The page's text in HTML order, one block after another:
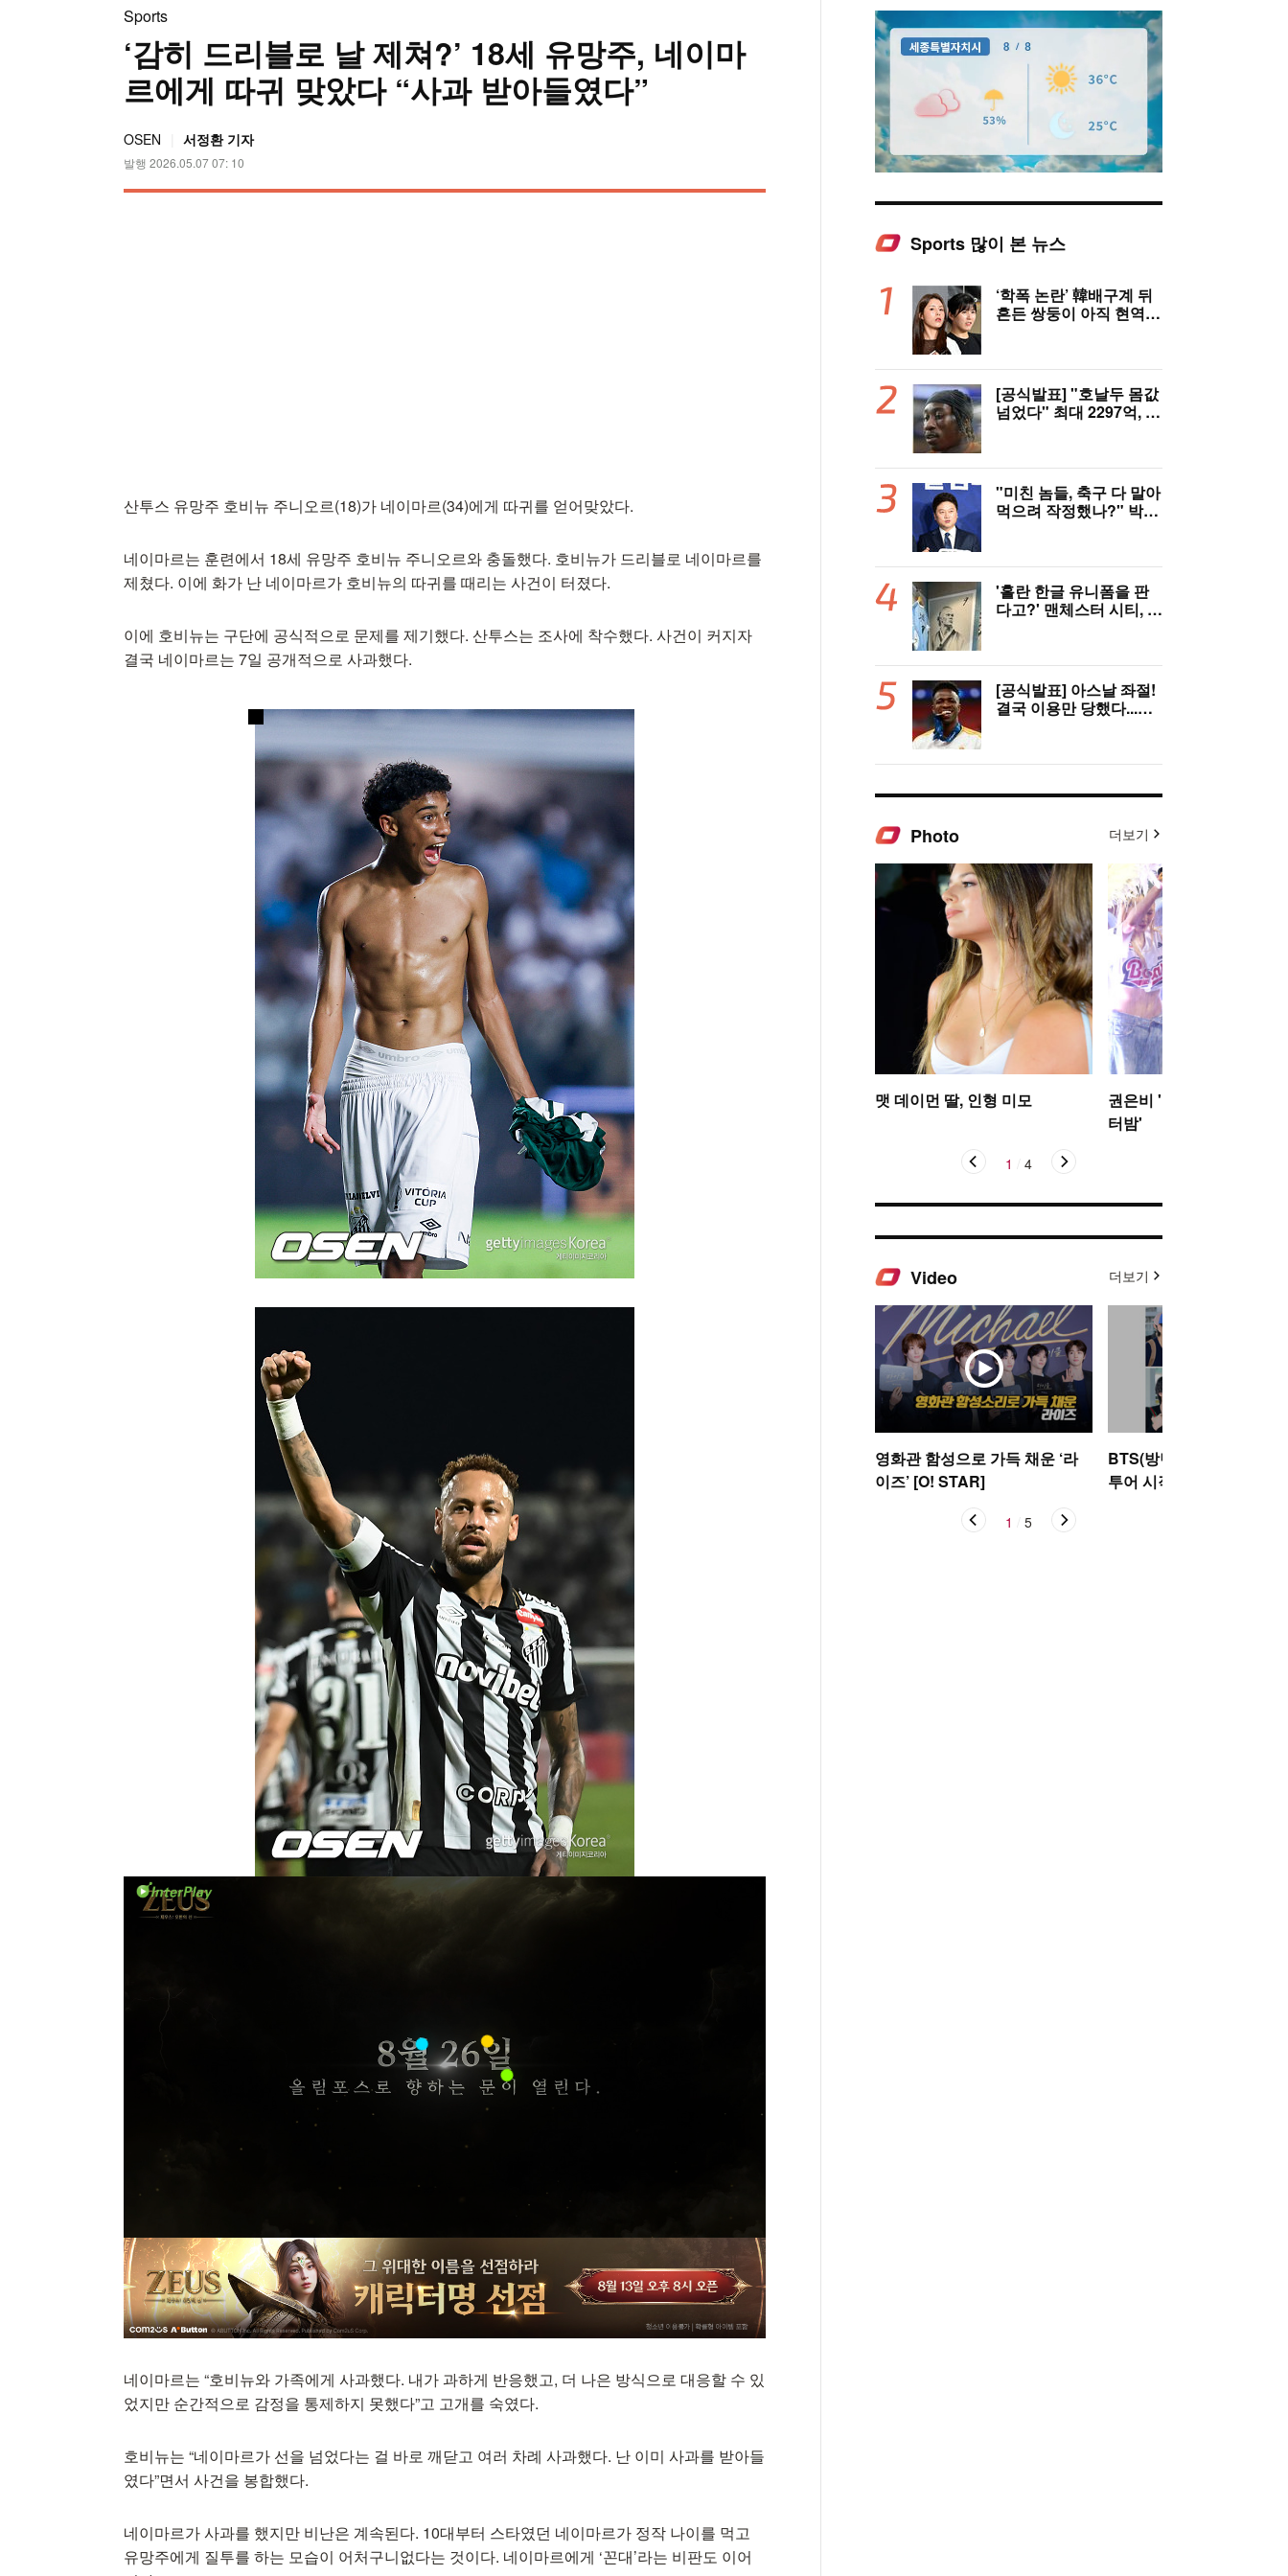
Sports
‘감히 드리블로 날 제쳐?’ 18세 유망주, 네이마
르에게 따귀 맞았다 “사과 받아들였다”
OSEN 서정환 기자
발행 2026.05.07 07: 10
산투스 유망주 호비뉴 주니오르(18)가 네이마르(34)에게 따귀를 얻어맞았다.
네이마르는 훈련에서 18세 유망주 호비뉴 주니오르와 충돌했다. 호비뉴가 드리블로 네이마르를
제쳤다. 이에 화가 난 네이마르가 호비뉴의 따귀를 때리는 사건이 터졌다.
이에 호비뉴는 구단에 공식적으로 문제를 제기했다. 산투스는 조사에 착수했다. 사건이 커지자
결국 네이마르는 7일 공개적으로 사과했다.
네이마르는 “호비뉴와 가족에게 사과했다. 내가 과하게 반응했고, 더 나은 방식으로 대응할 수 있
었지만 순간적으로 감정을 통제하지 못했다”고 고개를 숙였다.
호비뉴는 “네이마르가 선을 넘었다는 걸 바로 깨닫고 여러 차례 사과했다. 난 이미 사과를 받아들
였다”면서 사건을 봉합했다.
네이마르가 사과를 했지만 비난은 계속된다. 10대부터 스타였던 네이마르가 정작 나이를 먹고
유망주에게 질투를 하는 모습이 어처구니없다는 것이다. 네이마르에게 ‘꼰대’라는 비판도 이어
Sports 많이 본 뉴스
‘학폭 논란’ 韓배구계 뒤
흔든 쌍둥이 아직 현역이
정
[공식발표] "호날두 몸값
넘었다" 최대 2297억, 초
다..."구단 역사상 가장
비싼 영입"
"미친 놈들, 축구 다 말아
먹으려 작정했나?" 박문
"국제적 망신, 국제 문제
될 수도"
'홀란 한글 유니폼을 판
다고?' 맨체스터 시티, 팝
[공식발표] 아스날 좌절!
결국 이용만 당했다...비
적 잔류 "2032년까지 재
Photo 더보기
맷 데이먼 딸, 인형 미모
권은비 '야구장 더위 날리
터밤'
1 4
Video 더보기
영화관 함성으로 가득 채운 ‘라
이즈’ [O! STAR]
BTS(방탄소년단), 아리랑
투어 시작 [O! STAR]
1 5